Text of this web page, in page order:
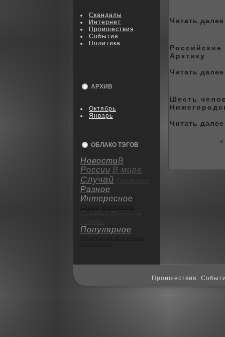
Скандалы
Интернет
Пpoишествия
События
Политика
АРХИВ
Октябрь
Январь
ОБЛАКО ТЭГОВ
НовостиВ
России В мире
Случай
Разное
Интересное
Популярное
Читать
Российские
Арктику
Читать
Шесть
Читать
<
Пpoишествия.